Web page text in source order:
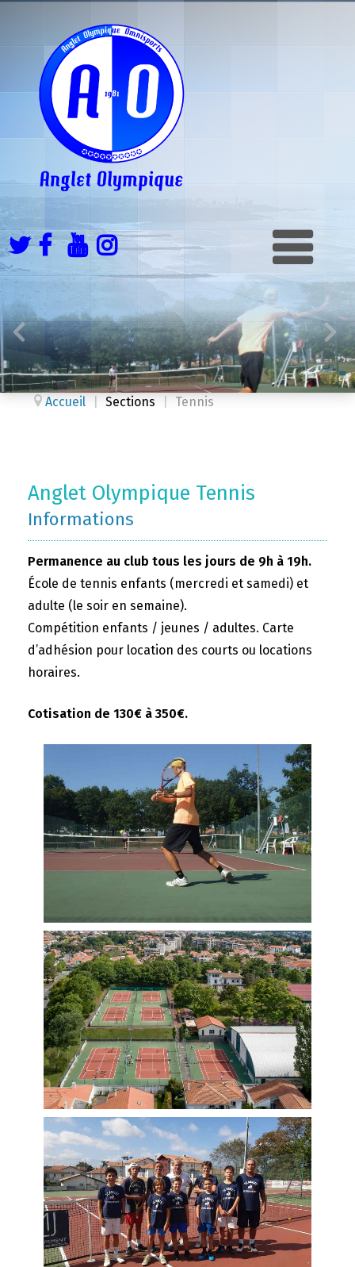
Accueil Sections Tennis
Anglet Olympique Tennis
Informations
Permanence au club tous les jours de 9h à 19h.
École de tennis enfants (mercredi et samedi) et
adulte (le soir en semaine).
Compétition enfants / jeunes / adultes. Carte
d’adhésion pour location des courts ou locations
horaires.
Cotisation de 130€ à 350€.